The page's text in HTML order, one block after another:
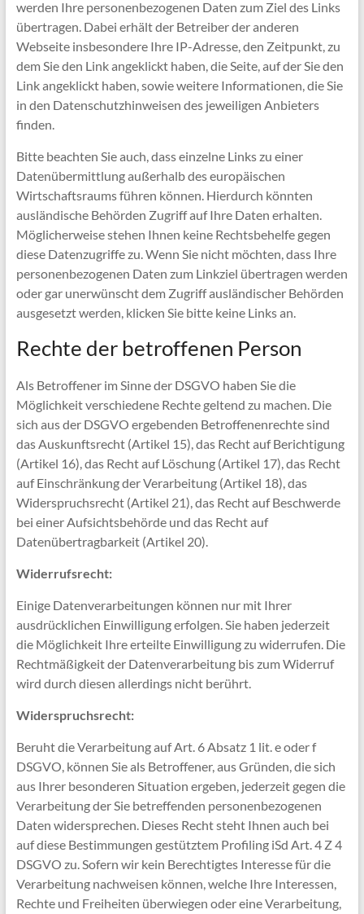
werden Ihre personenbezogenen Daten zum Ziel des Links
übertragen. Dabei erhält der Betreiber der anderen
Webseite insbesondere Ihre IP-Adresse, den Zeitpunkt, zu
dem Sie den Link angeklickt haben, die Seite, auf der Sie den
Link angeklickt haben, sowie weitere Informationen, die Sie
in den Datenschutzhinweisen des jeweiligen Anbieters
finden.
Bitte beachten Sie auch, dass einzelne Links zu einer
Datenübermittlung außerhalb des europäischen
Wirtschaftsraums führen können. Hierdurch könnten
ausländische Behörden Zugriff auf Ihre Daten erhalten.
Möglicherweise stehen Ihnen keine Rechtsbehelfe gegen
diese Datenzugriffe zu. Wenn Sie nicht möchten, dass Ihre
personenbezogenen Daten zum Linkziel übertragen werden
oder gar unerwünscht dem Zugriff ausländischer Behörden
ausgesetzt werden, klicken Sie bitte keine Links an.
Rechte der betroffenen Person
Als Betroffener im Sinne der DSGVO haben Sie die
Möglichkeit verschiedene Rechte geltend zu machen. Die
sich aus der DSGVO ergebenden Betroffenenrechte sind
das Auskunftsrecht (Artikel 15), das Recht auf Berichtigung
(Artikel 16), das Recht auf Löschung (Artikel 17), das Recht
auf Einschränkung der Verarbeitung (Artikel 18), das
Widerspruchsrecht (Artikel 21), das Recht auf Beschwerde
bei einer Aufsichtsbehörde und das Recht auf
Datenübertragbarkeit (Artikel 20).
Widerrufsrecht:
Einige Datenverarbeitungen können nur mit Ihrer
ausdrücklichen Einwilligung erfolgen. Sie haben jederzeit
die Möglichkeit Ihre erteilte Einwilligung zu widerrufen. Die
Rechtmäßigkeit der Datenverarbeitung bis zum Widerruf
wird durch diesen allerdings nicht berührt.
Widerspruchsrecht:
Beruht die Verarbeitung auf Art. 6 Absatz 1 lit. e oder f
DSGVO, können Sie als Betroffener, aus Gründen, die sich
aus Ihrer besonderen Situation ergeben, jederzeit gegen die
Verarbeitung der Sie betreffenden personenbezogenen
Daten widersprechen. Dieses Recht steht Ihnen auch bei
auf diese Bestimmungen gestütztem Profiling iSd Art. 4 Z 4
DSGVO zu. Sofern wir kein Berechtigtes Interesse für die
Verarbeitung nachweisen können, welche Ihre Interessen,
Rechte und Freiheiten überwiegen oder eine Verarbeitung,